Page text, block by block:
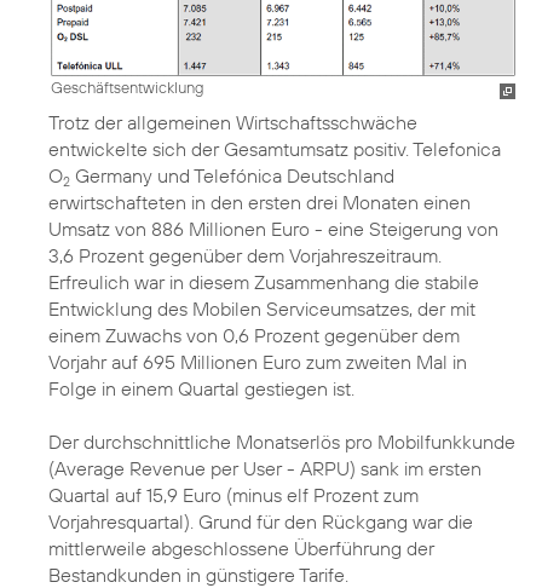
Geschäftsentwicklung
Trotz der allgemeinen Wirtschaftsschwäche
entwickelte sich der Gesamtumsatz positiv. Telefonica
O2 Germany und Telefónica Deutschland
erwirtschafteten in den ersten drei Monaten einen
Umsatz von 886 Millionen Euro - eine Steigerung von
3,6 Prozent gegenüber dem Vorjahreszeitraum.
Erfreulich war in diesem Zusammenhang die stabile
Entwicklung des Mobilen Serviceumsatzes, der mit
einem Zuwachs von 0,6 Prozent gegenüber dem
Vorjahr auf 695 Millionen Euro zum zweiten Mal in
Folge in einem Quartal gestiegen ist.
Der durchschnittliche Monatserlös pro Mobilfunkkunde
(Average Revenue per User - ARPU) sank im ersten
Quartal auf 15,9 Euro (minus elf Prozent zum
Vorjahresquartal). Grund für den Rückgang war die
mittlerweile abgeschlossene Überführung der
Bestandkunden in günstigere Tarife.